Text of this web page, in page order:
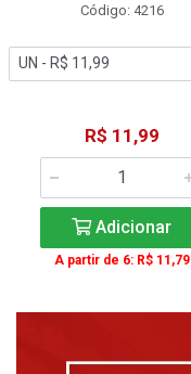
Código: 4216
R$ 11,99
Adicionar
A partir de 6: R$ 11,79